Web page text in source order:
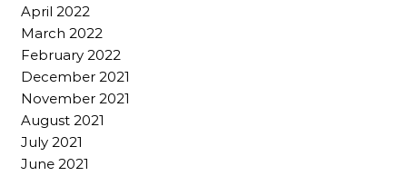
April 2022
March 2022
February 2022
December 2021
November 2021
August 2021
July 2021
June 2021